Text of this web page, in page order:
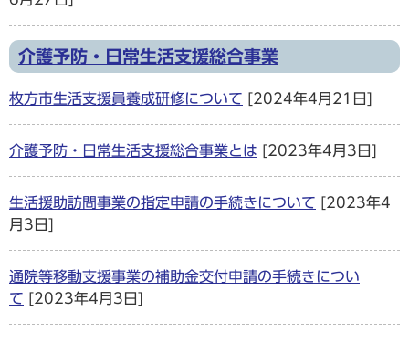
介護予防・日常生活支援総合事業
枚方市生活支援員養成研修について [2024年4月21日]
介護予防・日常生活支援総合事業とは [2023年4月3日]
生活援助訪問事業の指定申請の手続きについて [2023年4
月3日]
通院等移動支援事業の補助金交付申請の手続きについ
て [2023年4月3日]